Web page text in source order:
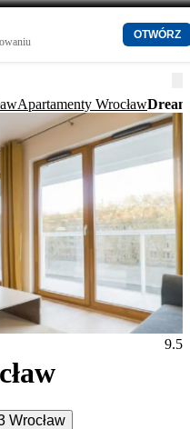
OTWÓRZ
Apartamenty Wrocław
Wrocław
9.5